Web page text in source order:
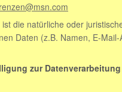
die natürliche oder
Daten (z.B. Namen, E-
zur Datenverarbeitung